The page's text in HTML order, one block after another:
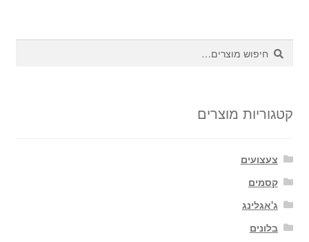
חיפוש
עבור:
חיפוש
קטגוריות מוצרים
צעצועים
קסמים
ג'אגלינג
בלונים